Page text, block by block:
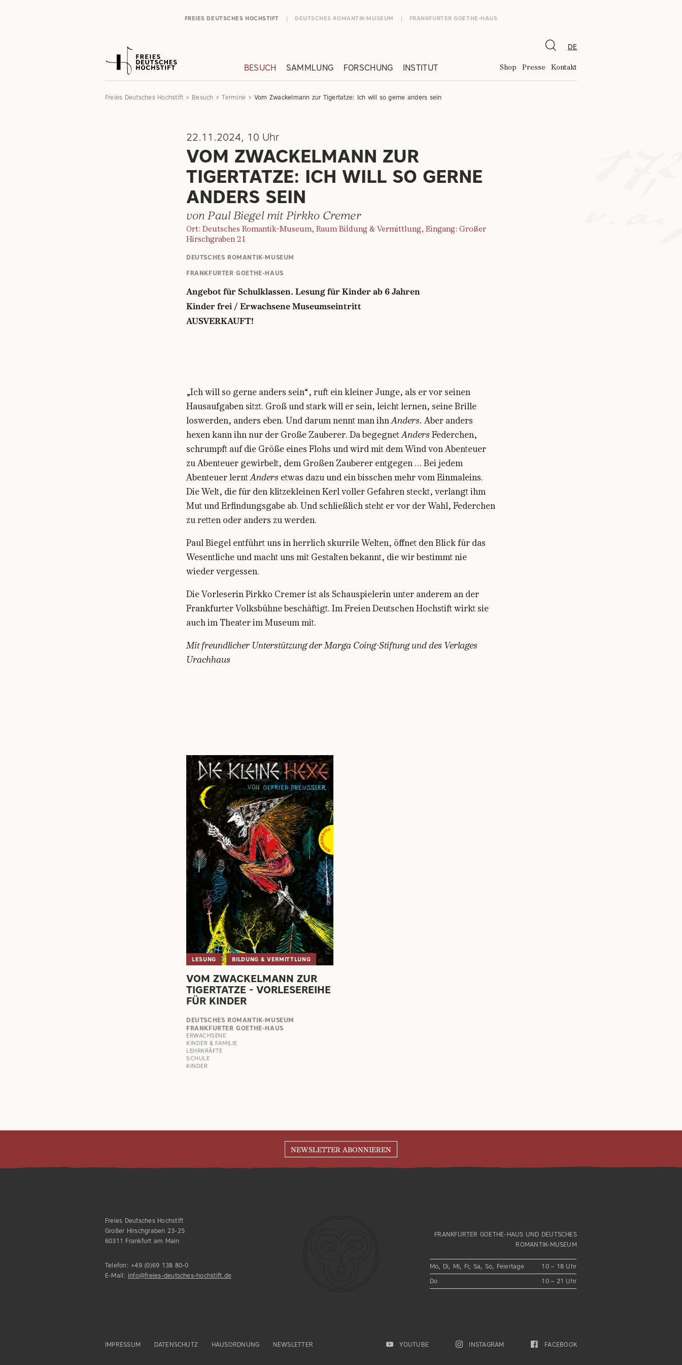
DE
BESUCH SAMMLUNG FORSCHUNG INSTITUT Shop Presse Kontakt
FREIES DEUTSCHES HOCHSTIFT DEUTSCHES ROMANTIK-MUSEUM FRANKFURTER GOETHE-HAUS
Freies Deutsches Hochstift Besuch Termine Vom Zwackelmann zur Tigertatze: Ich will so gerne anders sein
22.11.2024, 10 Uhr
VOM ZWACKELMANN ZUR
TIGERTATZE: ICH WILL SO GERNE
ANDERS SEIN
von Paul Biegel mit Pirkko Cremer
Ort: Deutsches Romantik-Museum, Raum Bildung & Vermittlung, Eingang: Großer
Hirschgraben 21
DEUTSCHES ROMANTIK-MUSEUM
FRANKFURTER GOETHE-HAUS
Angebot für Schulklassen. Lesung für Kinder ab 6 Jahren
Kinder frei / Erwachsene Museumseintritt
AUSVERKAUFT!
„Ich will so gerne anders sein“, ruft ein kleiner Junge, als er vor seinen
Hausaufgaben sitzt. Groß und stark will er sein, leicht lernen, seine Brille
loswerden, anders eben. Und darum nennt man ihnAnders. Aber anders
hexen kann ihn nur der Große Zauberer. Da begegnetAnders Federchen,
schrumpft auf die Größe eines Flohs und wird mit dem Wind von Abenteuer
zu Abenteuer gewirbelt, dem Großen Zauberer entgegen … Bei jedem
Abenteuer lerntAnders etwas dazu und ein bisschen mehr vom Einmaleins.
Die Welt, die für den klitzekleinen Kerl voller Gefahren steckt, verlangt ihm
Mut und Erfindungsgabe ab. Und schließlich steht er vor der Wahl, Federchen
zu retten oder anders zu werden.
Paul Biegel entführt uns in herrlich skurrile Welten, öffnet den Blick für das
Wesentliche und macht uns mit Gestalten bekannt, die wir bestimmt nie
wieder vergessen.
Die Vorleserin Pirkko Cremer ist als Schauspielerin unter anderem an der
Frankfurter Volksbühne beschäftigt. Im Freien Deutschen Hochstift wirkt sie
auch im Theater im Museum mit.
Mit freundlicher Unterstützung der Marga Coing-Stiftung und des Verlages
Urachhaus
LESUNG BILDUNG & VERMITTLUNG
VOM ZWACKELMANN ZUR
TIGERTATZE - VORLESEREIHE
FÜR KINDER
DEUTSCHES ROMANTIK-MUSEUM
FRANKFURTER GOETHE-HAUS
ERWACHSENE
KINDER & FAMILIE
LEHRKRÄFTE
SCHULE
KINDER
NEWSLETTER ABONNIEREN
Freies Deutsches Hochstift
Großer Hirschgraben 23-25
60311 Frankfurt am Main
Telefon:+49 (0)69 138 80-0
E-Mail: info@freies-deutsches-hochstift.de
FRANKFURTER GOETHE-HAUS UND DEUTSCHES
ROMANTIK-MUSEUM
Mo, Di, Mi, Fr, Sa, So, Feiertage
10 – 18 Uhr
Do
10 – 21 Uhr
IMPRESSUM DATENSCHUTZ HAUSORDNUNG NEWSLETTER YOUTUBE INSTAGRAM FACEBOOK